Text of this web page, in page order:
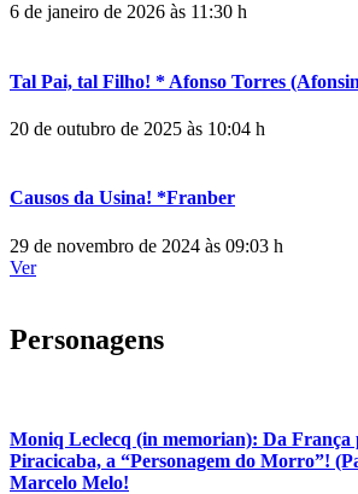
6 de janeiro de 2026 às 11:30 h
Tal Pai, tal Filho! * Afonso Torres
20 de outubro de 2025 às 10:04 h
Causos da Usina! *Franber
29 de novembro de 2024 às 09:03 h
Ver
Personagens
Moniq Leclecq (in memorian): Da França
Piracicaba, a “Personagem do Morro”!
Marcelo Melo!